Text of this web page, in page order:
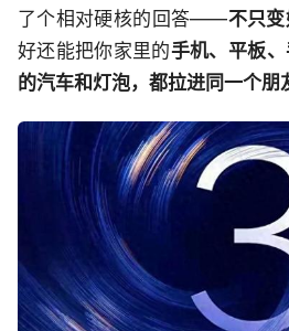
了个相对硬核的回答——不只
好还能把你家里的手机、平板
的汽车和灯泡，都拉进同一个朋